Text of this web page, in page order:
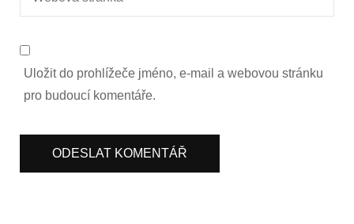
Uložit do prohlížeče jméno, e-mail a webovou stránku
pro budoucí komentáře.